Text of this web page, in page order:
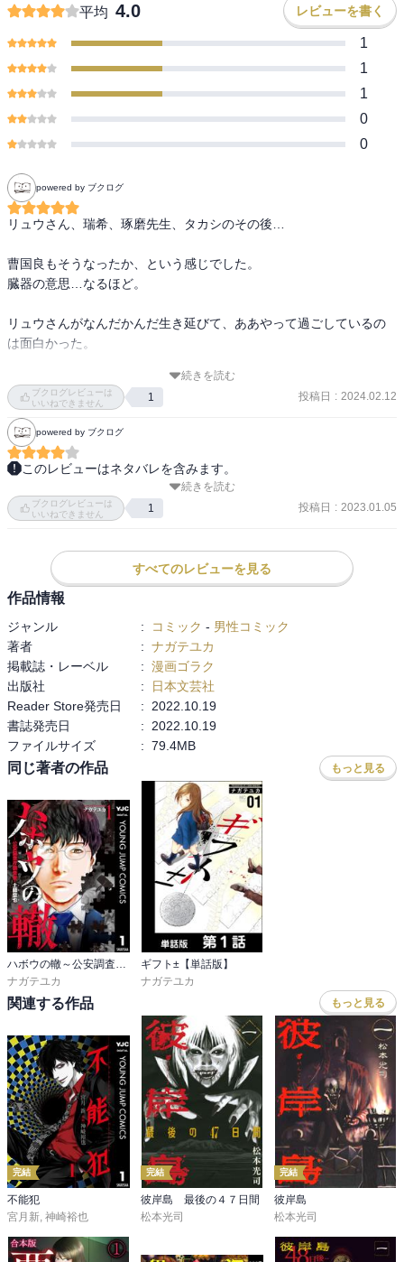
平均 4.0 レビューを書く
1
1
1
0
0
powered by ブクログ
リュウさん、瑞希、琢磨先生、タカシのその後…
曹国良もそうなったか、という感じでした。
臓器の意思…なるほど。
リュウさんがなんだかんだ生き延びて、ああやって過ごしているの
は面白かった。
いのちの大切さを謳う、ドナーとして人形として生を受けた矛盾…
琢磨先生への憧れと愛で人間らしく生きれてよかった。
あれだけ人を殺してきて、そうだよね…環はあぁいう結果になっ
て…あぁいう結果以外なかったのかな…かもね。
リヨはどうしてるんだろう。
続きを読む
ブクログレビューは
いいねできません
1 投稿日 : 2024.02.12
powered by ブクログ
このレビューはネタバレを含みます。
後味は最高に悪いけどこの終わり方しか無かったんだろうなと思え
るラスト巻。
続きを読む
ブクログレビューは
いいねできません
1 投稿日 : 2023.01.05
すべてのレビューを見る
作品情報
ジャンル : コミック - 男性コミック
著者
: ナガテユカ
掲載誌・レーベル
: 漫画ゴラク
出版社
:
日本文芸社
Reader Store発売日
:
2022.10.19
書誌発売日
:
2022.10.19
ファイルサイズ
: 79.4MB
同じ著者の作品 もっと見る
ハボウの轍～公安調査庁調査官・土師空也～
ナガテユカ
ギフト±【単話版】
ナガテユカ
関連する作品 もっと見る
完結
不能犯
宮月新 神崎裕也
完結
彼岸島 最後の４７日間
松本光司
完結
彼岸島
松本光司